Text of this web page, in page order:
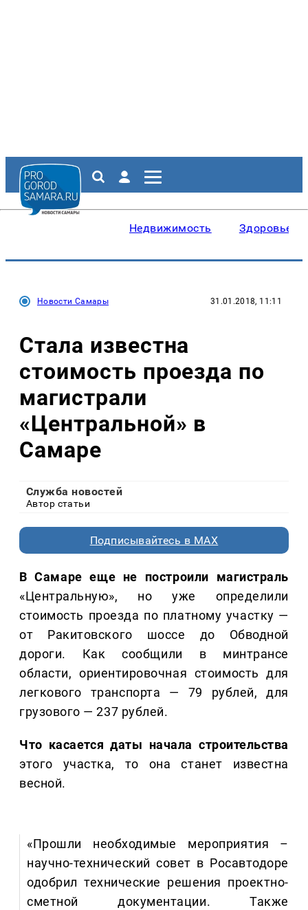
Недвижимость Здоровье
Новости Самары 31.01.2018, 11:11
Стала известна
стоимость проезда по
магистрали
«Центральной» в
Самаре
Служба новостей
Автор статьи
Подписывайтесь в MAX
В Самаре еще не построили магистраль
«Центральную», но уже определили
стоимость проезда по платному участку —
от Ракитовского шоссе до Обводной
дороги. Как сообщили в минтрансе
области, ориентировочная стоимость для
легкового транспорта — 79 рублей, для
грузового — 237 рублей.
Что касается даты начала строительства
этого участка, то она станет известна
весной.
«Прошли необходимые мероприятия –
научно-технический совет в Росавтодоре
одобрил технические решения проектно-
сметной документации. Также